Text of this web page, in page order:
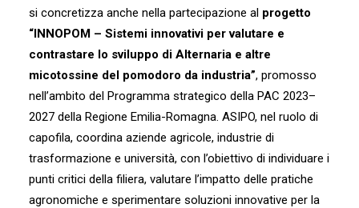
si concretizza anche nella partecipazione al progetto
“INNOPOM – Sistemi innovativi per valutare e
contrastare lo sviluppo di Alternaria e altre
micotossine del pomodoro da industria”, promosso
nell’ambito del Programma strategico della PAC 2023–
2027 della Regione Emilia-Romagna. ASIPO, nel ruolo di
capofila, coordina aziende agricole, industrie di
trasformazione e università, con l’obiettivo di individuare i
punti critici della filiera, valutare l’impatto delle pratiche
agronomiche e sperimentare soluzioni innovative per la